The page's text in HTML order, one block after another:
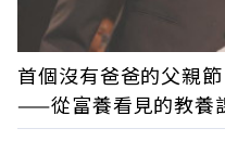
首個沒有爸爸的父親
——從富養看見的教養